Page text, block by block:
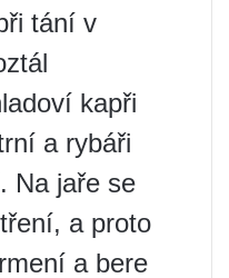
tání v
kapři
a rybáři
Na jaře se
a proto
a bere